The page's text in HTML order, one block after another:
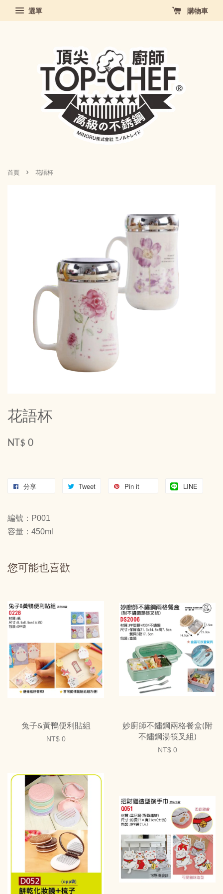
選單 購物車
首頁 › 花語杯
花語杯
NT$ 0
分享 Tweet Pin it LINE
編號：P001
容量：450ml
您可能也喜歡
兔子&黃鴨便利貼組
NT$ 0
妙廚師不鏽鋼兩格餐盒(附
不鏽鋼湯筷叉組)
NT$ 0